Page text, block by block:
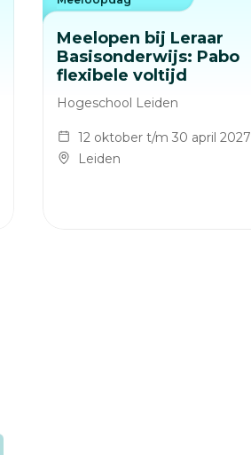
Meelopen bij Leraar
Basisonderwijs: Pabo
flexibele voltijd
Hogeschool Leiden
12 oktober t/m 30 april 2027
Leiden